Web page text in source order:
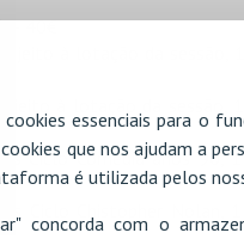
essenciais para o
que nos ajudam a
é utilizada pelos
concorda com o
– 40€
à lotação da sessão, 1
à lotação da sessão, 1
Ciclo Comédia anos 90,
Ciclo Chistopher Nolan, 1